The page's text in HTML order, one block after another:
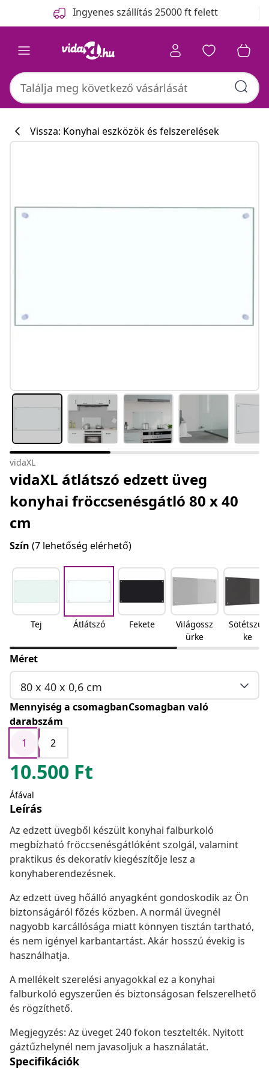
Ingyenes szállítás 25000 ft felett
Vissza: Konyhai eszközök és felszerelések
vidaXL
vidaXL átlátszó edzett üveg
konyhai fröccsenésgátló 80 x 40
cm
Szín (7 lehetőség elérhető)
Tej Átlátszó Fekete
Világossz
ürke
Sötétszür
ke
Méret
80 x 40 x 0,6 cm
Mennyiség a csomagbanCsomagban való
darabszám
1
2
10.500 Ft
Áfával
Leírás
Az edzett üvegből készült konyhai falburkoló
megbízható fröccsenésgátlóként szolgál, valamint
praktikus és dekoratív kiegészítője lesz a
konyhaberendezésnek.
Az edzett üveg hőálló anyagként gondoskodik az Ön
biztonságáról főzés közben. A normál üvegnél
nagyobb karcállósága miatt könnyen tisztán tartható,
és nem igényel karbantartást. Akár hosszú évekig is
használhatja.
A mellékelt szerelési anyagokkal ez a konyhai
falburkoló egyszerűen és biztonságosan felszerelhető
és rögzíthető.
Megjegyzés: Az üveget 240 fokon tesztelték. Nyitott
gáztűzhelynél nem javasoljuk a használatát.
Specifikációk